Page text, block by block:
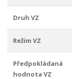
Druh VZ
Režim VZ
Předpokládaná
hodnota VZ